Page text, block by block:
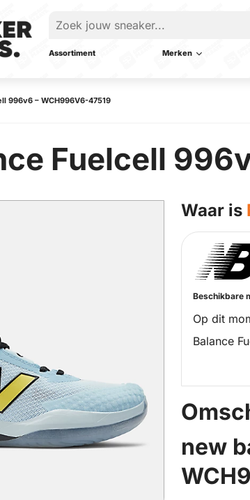
Assortiment Merken
996v6 – WCH996V6-47519
Fuelcell
Waar is
Beschikbare
Op dit
Balance
new